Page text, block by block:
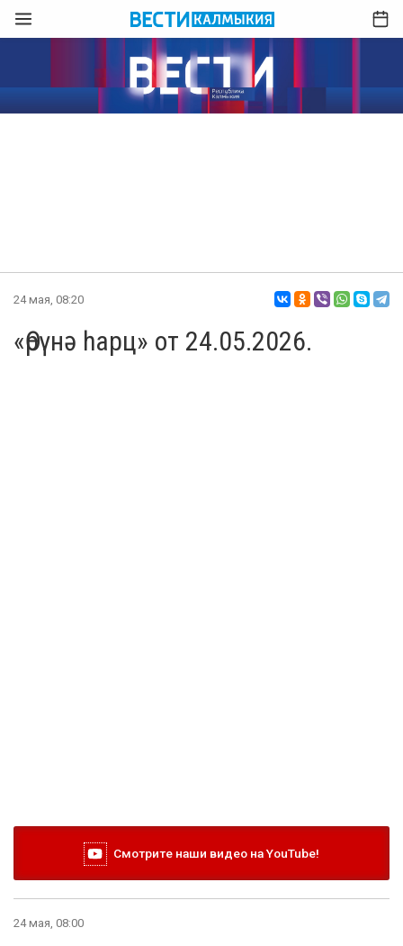
24 мая, 08:20
«Өрүнә һарц» от 24.05.2026.
Смотрите наши видео на YouTube!
24 мая, 08:00